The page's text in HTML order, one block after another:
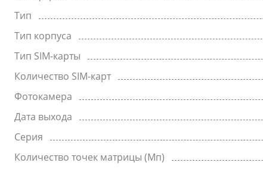
Тип
Тип корпуса
Тип SIM-карты
Количество SIM-карт
Фотокамера
Дата выхода
Серия
Количество точек матрицы (Мп)